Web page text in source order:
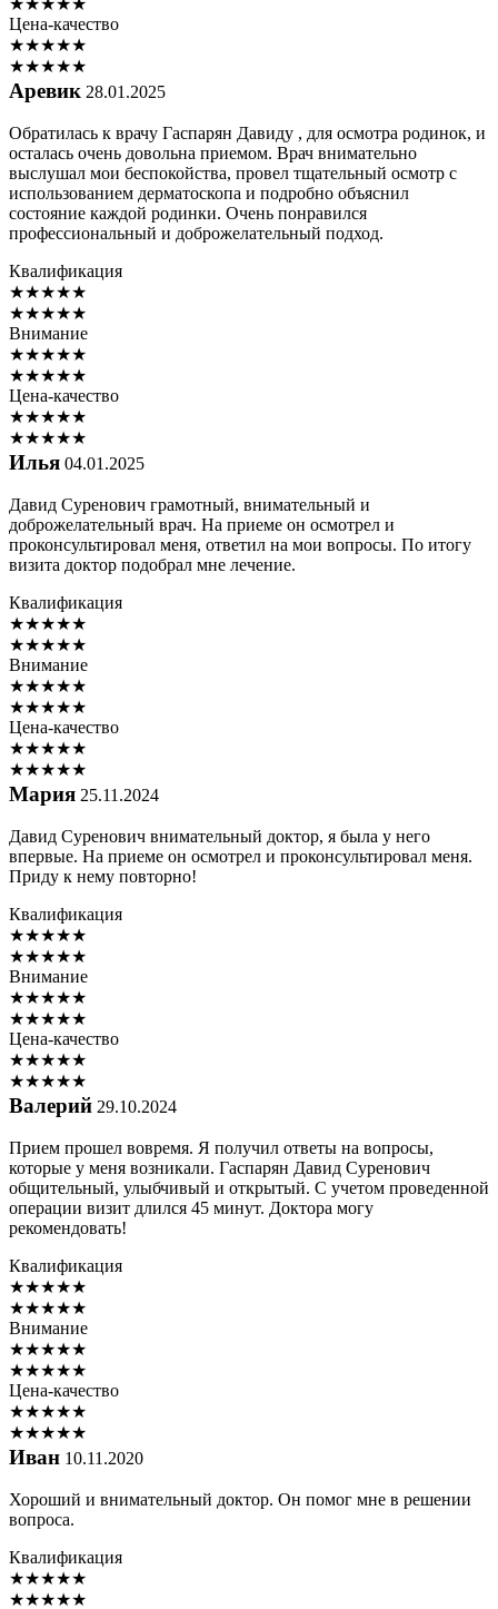
Цена-качество
★★★★★
★★★★★
Аревик 28.01.2025
Обратилась к врачу Гаспарян Давиду , для осмотра родинок, и
осталась очень довольна приемом. Врач внимательно
выслушал мои беспокойства, провел тщательный осмотр с
использованием дерматоскопа и подробно объяснил
состояние каждой родинки. Очень понравился
профессиональный и доброжелательный подход.
Квалификация
★★★★★
★★★★★
Внимание
★★★★★
★★★★★
Цена-качество
★★★★★
★★★★★
Илья 04.01.2025
Давид Суренович грамотный, внимательный и
доброжелательный врач. На приеме он осмотрел и
проконсультировал меня, ответил на мои вопросы. По итогу
визита доктор подобрал мне лечение.
Квалификация
★★★★★
★★★★★
Внимание
★★★★★
★★★★★
Цена-качество
★★★★★
★★★★★
Мария 25.11.2024
Давид Суренович внимательный доктор, я была у него
впервые. На приеме он осмотрел и проконсультировал меня.
Приду к нему повторно!
Квалификация
★★★★★
★★★★★
Внимание
★★★★★
★★★★★
Цена-качество
★★★★★
★★★★★
Валерий 29.10.2024
Прием прошел вовремя. Я получил ответы на вопросы,
которые у меня возникали. Гаспарян Давид Суренович
общительный, улыбчивый и открытый. С учетом проведенной
операции визит длился 45 минут. Доктора могу
рекомендовать!
Квалификация
★★★★★
★★★★★
Внимание
★★★★★
★★★★★
Цена-качество
★★★★★
★★★★★
Иван 10.11.2020
Хороший и внимательный доктор. Он помог мне в решении
вопроса.
Квалификация
★★★★★
★★★★★